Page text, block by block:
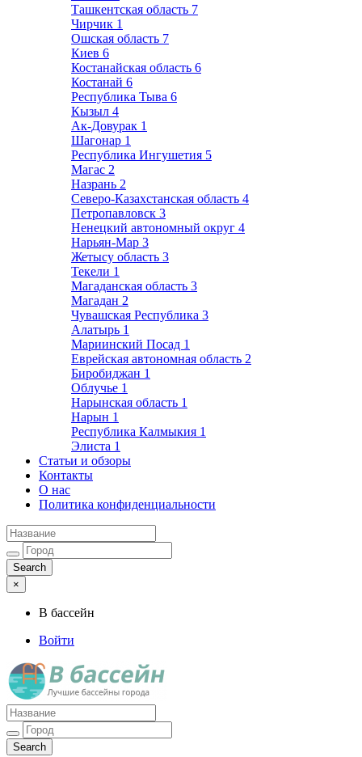
Ташкентская область 7
Чирчик 1
Ошская область 7
Киев 6
Костанайская область 6
Костанай 6
Республика Тыва 6
Кызыл 4
Ак-Довурак 1
Шагонар 1
Республика Ингушетия 5
Магас 2
Назрань 2
Северо-Казахстанская область 4
Петропавловск 3
Ненецкий автономный округ 4
Нарьян-Мар 3
Жетысу область 3
Текели 1
Магаданская область 3
Магадан 2
Чувашская Республика 3
Алатырь 1
Мариинский Посад 1
Еврейская автономная область 2
Биробиджан 1
Облучье 1
Нарынская область 1
Нарын 1
Республика Калмыкия 1
Элиста 1
Статьи и обзоры
Контакты
О нас
Политика конфиденциальности
×
В бассейн
Войти
Лучшие бассейны города